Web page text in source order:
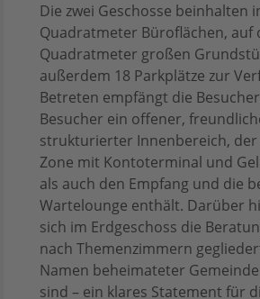
Die zwei Geschosse beinhalten
Quadratmeter Büroflächen, auf
Quadratmeter großen
außerdem 18 Parkplätze zur
Betreten empfängt die
Besucher ein offener,
strukturierter Innenbereich, der
Zone mit Kontoterminal und
als auch den Empfang und die
Wartelounge enthält. Darüber
sich im Erdgeschoss die
nach Themenzimmern
Namen beheimateter
sind – ein klares Statement für